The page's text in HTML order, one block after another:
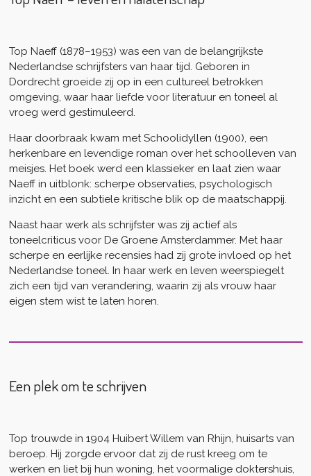
Top Naeff(1878–1953) was een van de belangrijkste
Nederlandse schrijfsters van haar tijd. Geboren in
Dordrecht groeide zij op in een cultureel betrokken
omgeving, waar haar liefde voor literatuur en toneel al
vroeg werd gestimuleerd.
Haar doorbraak kwam met Schoolidyllen (1900), een
herkenbare en levendige roman over het schoolleven van
meisjes. Het boek werd een klassieker en laat zien waar
Naeff in uitblonk: scherpe observaties, psychologisch
inzicht en een subtiele kritische blik op de maatschappij.
Naast haar werk als schrijfster was zij actief als
toneelcriticus voor De Groene Amsterdammer. Met haar
scherpe en eerlijke recensies had zij grote invloed op het
Nederlandse toneel. In haar werk en leven weerspiegelt
zich een tijd van verandering, waarin zij als vrouw haar
eigen stem wist te laten horen.
Een plek om te schrijven
Top trouwde in 1904 Huibert Willem van Rhijn, huisarts van
beroep. Hij zorgde ervoor dat zij de rust kreeg om te
werken en liet bij hun woning, het voormalige doktershuis,